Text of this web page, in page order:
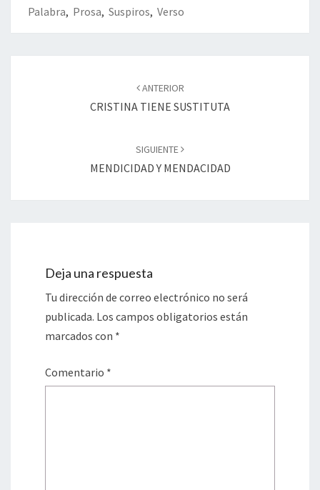
Palabra, Prosa, Suspiros, Verso
ANTERIOR
CRISTINA TIENE SUSTITUTA
SIGUIENTE
MENDICIDAD Y MENDACIDAD
Deja una respuesta
Tu dirección de correo electrónico no será
publicada. Los campos obligatorios están
marcados con *
Comentario *